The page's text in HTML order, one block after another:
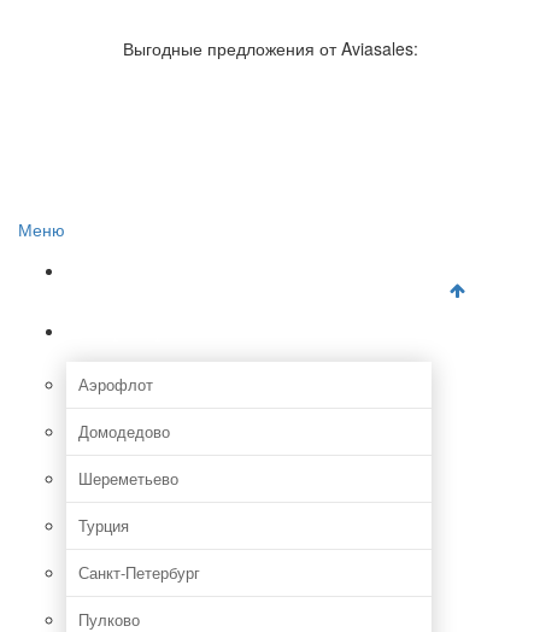
Отзывы об авиакомпаниях
Отзывы об аэропортах
Выгодные предложения от Aviasales:
Меню
Аэрофлот
Домодедово
Шереметьево
Турция
Санкт-Петербург
Пулково